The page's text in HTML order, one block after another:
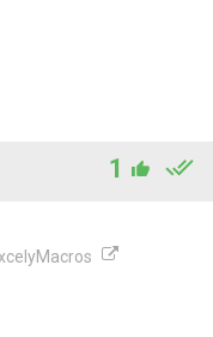
1